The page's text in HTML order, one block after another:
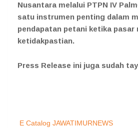
Nusantara melalui PTPN IV
satu instrumen penting dalam
pendapatan petani ketika pasar
ketidakpastian.
Press Release ini juga sudah
E Catalog JAWATIMURNEWS